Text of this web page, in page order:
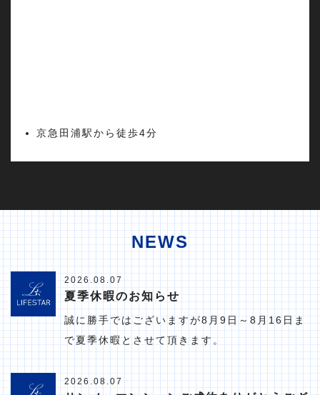
京急田浦駅から徒歩4分
NEWS
2026.08.07
夏季休暇のお知らせ
誠に勝手ではございますが8月9日～8月16日ま
で夏季休暇とさせて頂きます。
2026.08.07